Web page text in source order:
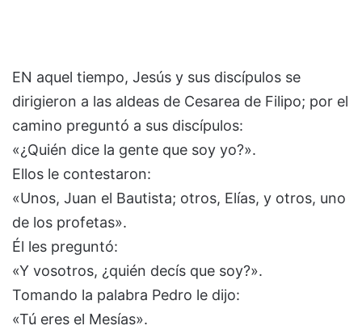
EN aquel tiempo, Jesús y sus discípulos se
dirigieron a las aldeas de Cesarea de Filipo; por el
camino preguntó a sus discípulos:
«¿Quién dice la gente que soy yo?».
Ellos le contestaron:
«Unos, Juan el Bautista; otros, Elías, y otros, uno
de los profetas».
Él les preguntó:
«Y vosotros, ¿quién decís que soy?».
Tomando la palabra Pedro le dijo:
«Tú eres el Mesías».